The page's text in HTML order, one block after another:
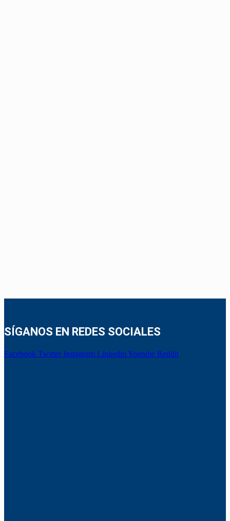
SÍGANOS EN REDES SOCIALES
Facebook Twitter Instagram Linkedin Youtube Reddit